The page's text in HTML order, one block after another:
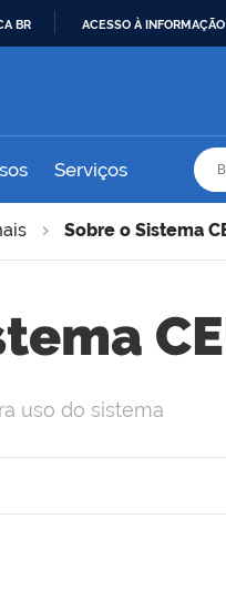
BR ACESSO À INFORMAÇÃO
Serviços
Sobre o Sistema
uso do sistema